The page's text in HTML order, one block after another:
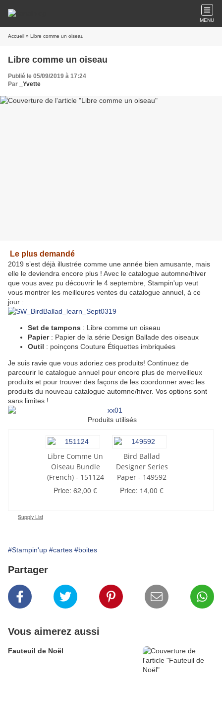
MENU
Accueil » Libre comme un oiseau
Libre comme un oiseau
Publié le 05/09/2019 à 17:24
Par
_Yvette
Le plus demandé
2019 s’est déjà illustrée comme une année bien amusante, mais
elle le deviendra encore plus ! Avec le catalogue automne/hiver
que vous avez pu découvrir le 4 septembre, Stampin'up veut
vous montrer les meilleures ventes du catalogue annuel, à ce
jour :
Set de tampons : Libre comme un oiseau
Papier: Papier de la série Design Ballade des oiseaux
Outil : poinçons Couture Étiquettes imbriquées
Je suis ravie que vous adoriez ces produits! Continuez de
parcourir le catalogue annuel pour encore plus de merveilleux
produits et pour trouver des façons de les coordonner avec les
produits du nouveau catalogue automne/hiver. Vos options sont
sans limites !
Produits utilisés
Libre Comme Un
Oiseau Bundle
(French) - 151124
Price: 62,00 €
Bird Ballad
Designer Series
Paper - 149592
Price: 14,00 €
Supply List
#Stampin'up #cartes #boites
Partager
Vous aimerez aussi
Fauteuil de Noël